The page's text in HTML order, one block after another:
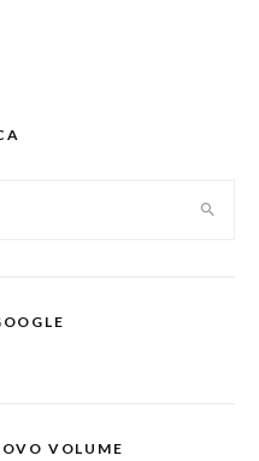
VOLUME